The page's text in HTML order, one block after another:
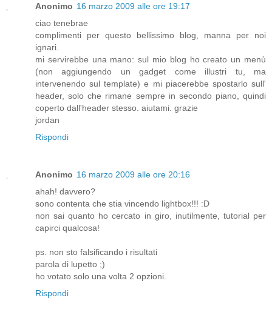
Anonimo 16 marzo 2009 alle ore 19:17
ciao tenebrae
complimenti per questo bellissimo blog, manna per noi
ignari.
mi servirebbe una mano: sul mio blog ho creato un menù
(non aggiungendo un gadget come illustri tu, ma
intervenendo sul template) e mi piacerebbe spostarlo sull'
header, solo che rimane sempre in secondo piano, quindi
coperto dall'header stesso. aiutami. grazie
jordan
Rispondi
Anonimo 16 marzo 2009 alle ore 20:16
ahah! davvero?
sono contenta che stia vincendo lightbox!!! :D
non sai quanto ho cercato in giro, inutilmente, tutorial per
capirci qualcosa!
ps. non sto falsificando i risultati
parola di lupetto ;)
ho votato solo una volta 2 opzioni.
Rispondi